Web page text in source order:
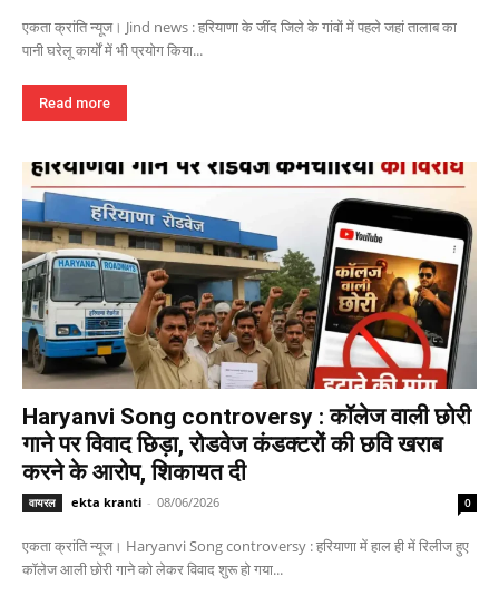
एकता क्रांति न्यूज। Jind news : हरियाणा के जींद जिले के गांवों में पहले जहां तालाब का
पानी घरेलू कार्यों में भी प्रयोग किया...
Read more
Haryanvi Song controversy : कॉलेज वाली छोरी
गाने पर विवाद छिड़ा, रोडवेज कंडक्टरों की छवि खराब
करने के आरोप, शिकायत दी
वायरल ekta kranti - 08/06/2026 0
एकता क्रांति न्यूज। Haryanvi Song controversy : हरियाणा में हाल ही में रिलीज हुए
कॉलेज आली छोरी गाने को लेकर विवाद शुरू हो गया...